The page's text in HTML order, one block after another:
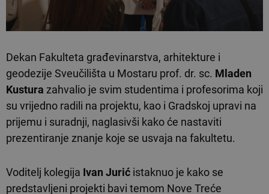
Dekan Fakulteta građevinarstva, arhitekture i
geodezije Sveučilišta u Mostaru prof. dr. sc. Mladen
Kustura zahvalio je svim studentima i profesorima koji
su vrijedno radili na projektu, kao i Gradskoj upravi na
prijemu i suradnji, naglasivši kako će nastaviti
prezentiranje znanje koje se usvaja na fakultetu.
Voditelj kolegija Ivan Jurić istaknuo je kako se
predstavljeni projekti bavi temom Nove Treće